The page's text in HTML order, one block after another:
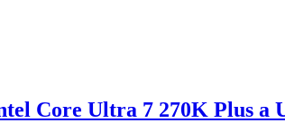
Core Ultra 7 270K Plus a